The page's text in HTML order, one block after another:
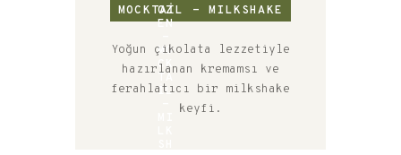
MOCKTAIL - MILKSHAKE
Yoğun çikolata lezzetiyle
hazırlanan kremamsı ve
ferahlatıcı bir milkshake
keyfi.